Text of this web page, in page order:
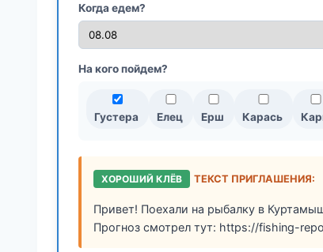
Когда едем?
На кого пойдем?
Густера Елец Ерш Карась
ХОРОШИЙ КЛЁВ ТЕКСТ ПРИГЛАШЕНИЯ:
Привет! Поехали на рыбалку в
Прогноз смотрел тут: https://fishing-